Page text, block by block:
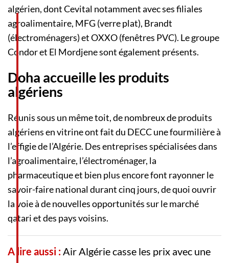
algérien, dont Cevital notamment avec ses filiales
agroalimentaire, MFG (verre plat), Brandt
(électroménagers) et OXXO (fenêtres PVC). Le groupe
Condor et El Mordjene sont également présents.
Doha accueille les produits
algériens
Réunis sous un même toit, de nombreux de produits
algériens en vitrine ont fait du DECC une fourmilière à
l’effigie de l’Algérie. Des entreprises spécialisées dans
l’agroalimentaire, l’électroménager, la
pharmaceutique et bien plus encore font rayonner le
savoir-faire national durant cinq jours, de quoi ouvrir
la voie à de nouvelles opportunités sur le marché
qatari et des pays voisins.
A lire aussi :Air Algérie casse les prix avec une